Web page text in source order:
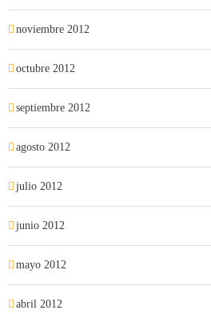
noviembre 2012
octubre 2012
septiembre 2012
agosto 2012
julio 2012
junio 2012
mayo 2012
abril 2012